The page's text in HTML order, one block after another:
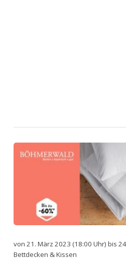
von 21. März 2023 (18:00 Uhr) bis
Bettdecken & Kissen